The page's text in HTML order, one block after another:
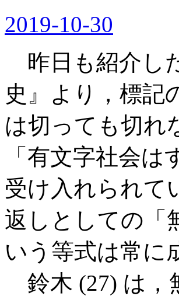
2019-10-30
昨日も紹介し
史』より，標記
は切っても切れ
「有文字社会
受け入れられて
返しとしての「
いう等式は常に
鈴木 (27) は，